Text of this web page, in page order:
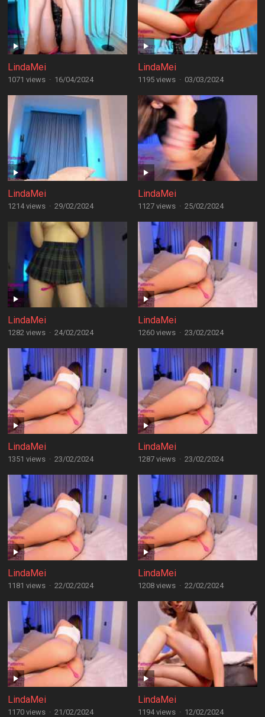
LindaMei
1071 views · 16/04/2024
LindaMei
1195 views · 03/03/2024
LindaMei
1214 views · 29/02/2024
LindaMei
1127 views · 25/02/2024
LindaMei
1282 views · 24/02/2024
LindaMei
1260 views · 23/02/2024
LindaMei
1351 views · 23/02/2024
LindaMei
1287 views · 23/02/2024
LindaMei
1181 views · 22/02/2024
LindaMei
1208 views · 22/02/2024
LindaMei
1170 views · 21/02/2024
LindaMei
1194 views · 12/02/2024